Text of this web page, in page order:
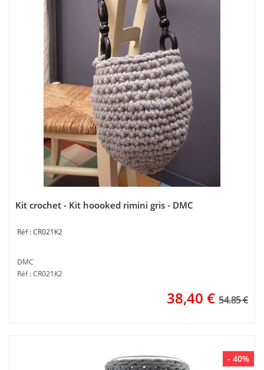
Kit crochet - Kit hoooked rimini gris - DMC
CR021K2
DMC
Réf : CR021K2
38,40 € 54.85 €
- 40%